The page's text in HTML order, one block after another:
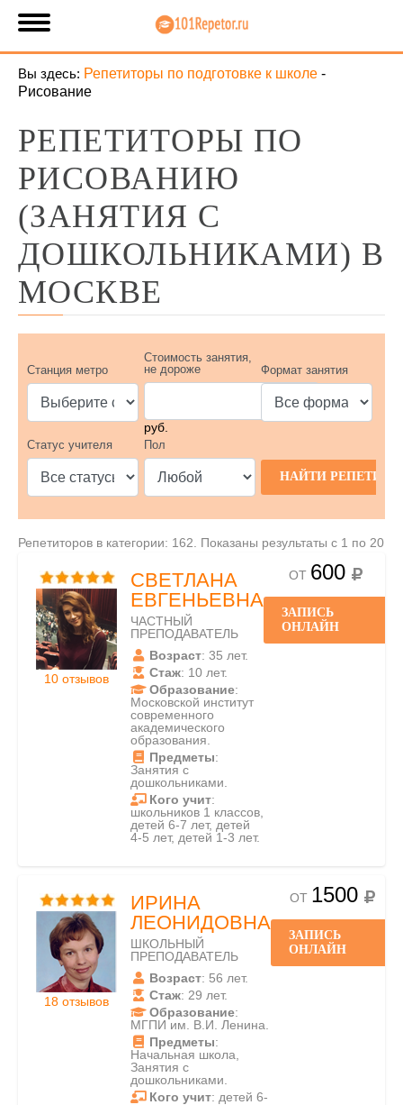
Вы здесь: Репетиторы по подготовке к школе -
Рисование
РЕПЕТИТОРЫ ПО
РИСОВАНИЮ
(ЗАНЯТИЯ С
ДОШКОЛЬНИКАМИ) В
МОСКВЕ
Станция метро
Стоимость занятия,
не дороже
руб.
Формат занятия
Статус учителя Пол
Репетиторов в категории: 162. Показаны результаты с 1 по 20
10 отзывов
СВЕТЛАНА
ЕВГЕНЬЕВНА
ЧАСТНЫЙ
ПРЕПОДАВАТЕЛЬ
Возраст: 35 лет.
Стаж: 10 лет.
Образование:
Московской институт
современного
академического
образования.
Предметы:
Занятия с
дошкольниками.
Кого учит:
школьников 1 классов,
детей 6-7 лет, детей
4-5 лет, детей 1-3 лет.
ОТ 600
ЗАПИСЬ
ОНЛАЙН
18 отзывов
ИРИНА
ЛЕОНИДОВНА
ШКОЛЬНЫЙ
ПРЕПОДАВАТЕЛЬ
Возраст: 56 лет.
Стаж: 29 лет.
Образование:
МГПИ им. В.И. Ленина.
Предметы:
Начальная школа,
Занятия с
дошкольниками.
Кого учит: детей 6-
ОТ 1500
ЗАПИСЬ
ОНЛАЙН